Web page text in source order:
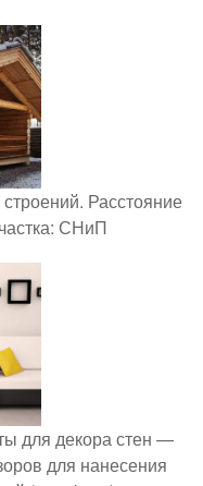
Расстояние
СНиП
для декора стен —
для нанесения